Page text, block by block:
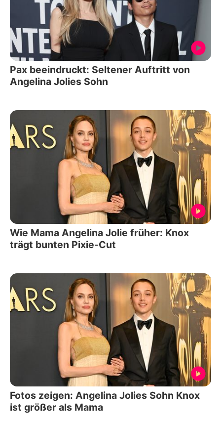
Pax beeindruckt: Seltener Auftritt von
Angelina Jolies Sohn
Wie Mama Angelina Jolie früher: Knox
trägt bunten Pixie-Cut
Fotos zeigen: Angelina Jolies Sohn Knox
ist größer als Mama